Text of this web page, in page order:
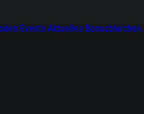
Events Aktuelles Bonusbierchen